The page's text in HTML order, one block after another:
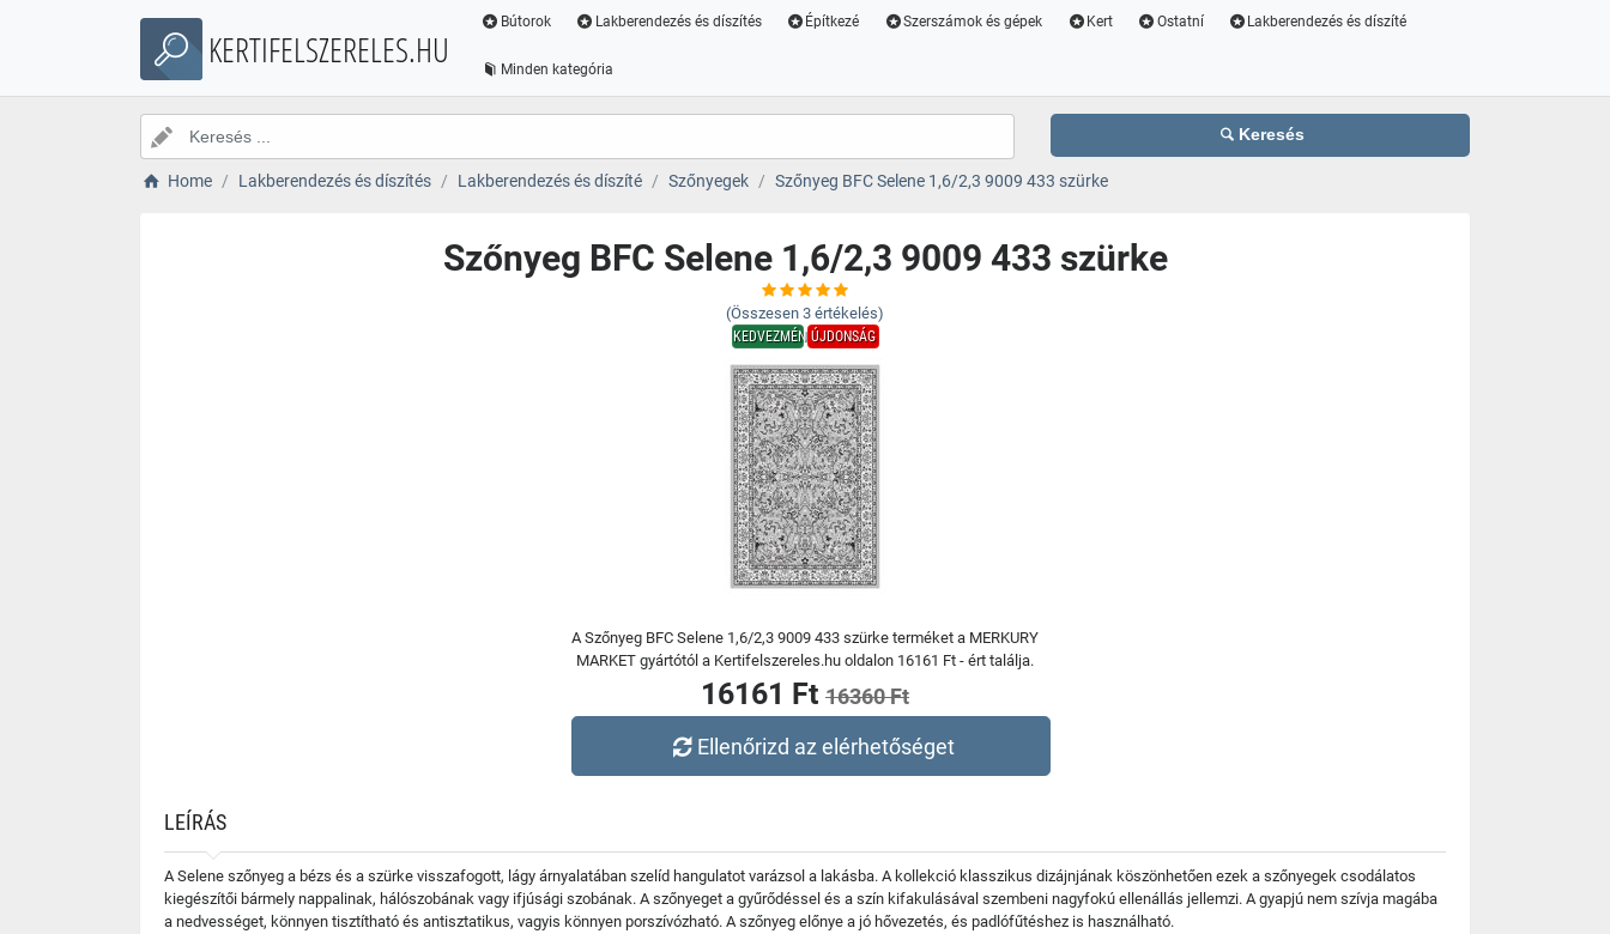
KERTIFELSZERELES.HU
Bútorok Lakberendezés és díszítés Építkezé Szerszámok és gépek Kert Ostatní Lakberendezés és díszíté
Minden kategória
Keresés
Home Lakberendezés és díszítés Lakberendezés és díszíté Szőnyegek Szőnyeg BFC Selene 1,6/2,3 9009 433 szürke
Szőnyeg BFC Selene 1,6/2,3 9009 433 szürke
(Összesen 3 értékelés)
KEDVEZMÉNYÚJDONSÁG
A Szőnyeg BFC Selene 1,6/2,3 9009 433 szürke terméket a MERKURY
MARKET gyártótól a Kertifelszereles.hu oldalon 16161 Ft - ért találja.
16161 Ft 16360 Ft
Ellenőrizd az elérhetőséget
LEÍRÁS
A Selene szőnyeg a bézs és a szürke visszafogott, lágy árnyalatában szelíd hangulatot varázsol a lakásba. A kollekció klasszikus dizájnjának köszönhetően ezek a szőnyegek csodálatos
kiegészítői bármely nappalinak, hálószobának vagy ifjúsági szobának. A szőnyeget a gyűrődéssel és a szín kifakulásával szembeni nagyfokú ellenállás jellemzi. A gyapjú nem szívja magába
a nedvességet, könnyen tisztítható és antisztatikus, vagyis könnyen porszívózható. A szőnyeg előnye a jó hővezetés, és padlófűtéshez is használható.